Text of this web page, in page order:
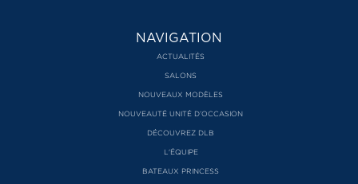
NAVIGATION
ACTUALITÉS
SALONS
NOUVEAUX MODÈLES
NOUVEAUTÉ UNITÉ D’OCCASION
DÉCOUVREZ DLB
L'ÉQUIPE
BATEAUX PRINCESS